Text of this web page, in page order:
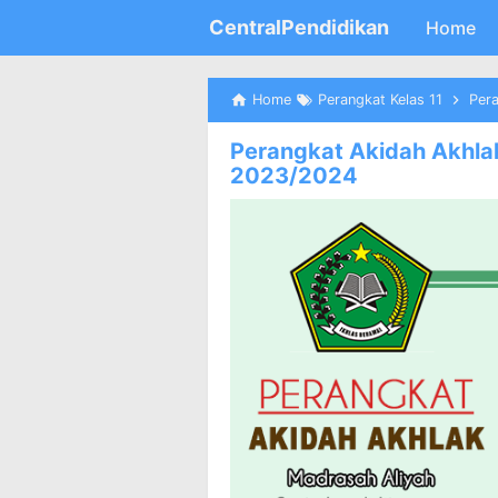
CentralPendidikan Home
Home Perangkat Kelas 11
Perangkat Akidah
2023/2024